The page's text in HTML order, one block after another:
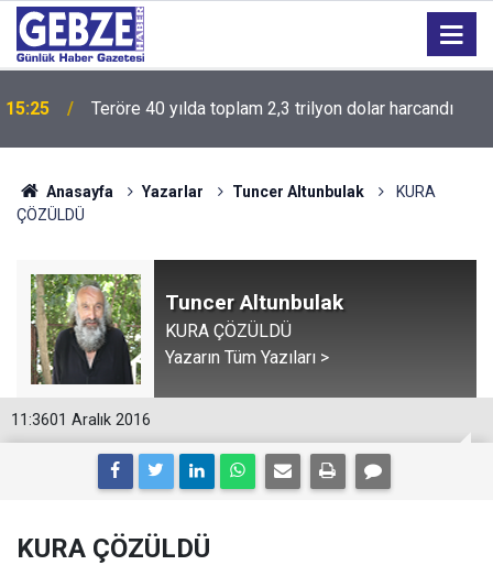
15:25 Teröre 40 yılda toplam 2,3 trilyon dolar harcandı
Anasayfa Yazarlar Tuncer Altunbulak
KURA
ÇÖZÜLDÜ
Tuncer Altunbulak
KURA ÇÖZÜLDÜ
Yazarın Tüm Yazıları >
11:3601 Aralık 2016
KURA ÇÖZÜLDÜ